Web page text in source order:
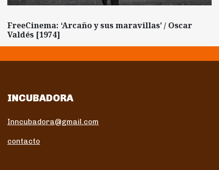
FreeCinema: ‘Arcaño y sus maravillas’ / Oscar
Valdés [1974]
INCUBADORA
Inncubadora@gmail.com
contacto